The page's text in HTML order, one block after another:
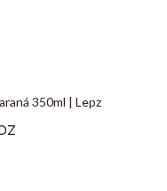
350ml | Lepz